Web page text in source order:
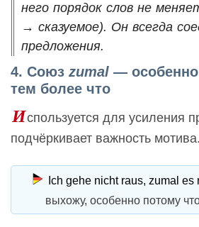
него порядок слов не
→ сказуемое). Он всегда
предложения.
4. Союз zumal —
тем более что
Используется для усиления
подчёркивает важность мотива.
Ich gehe nicht raus, zumal es
выхожу, особенно потому